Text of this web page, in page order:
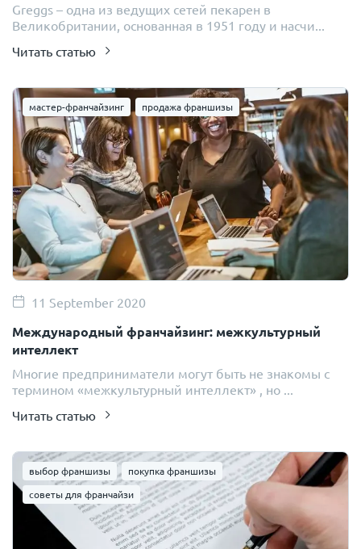
Greggs – одна из ведущих сетей пекарен в
Великобритании, основанная в 1951 году и насчи...
Читать статью
мастер-франчайзинг продажа франшизы
11 September 2020
Международный франчайзинг: межкультурный
интеллект
Многие предприниматели могут быть не знакомы с
термином «межкультурный интеллект» , но ...
Читать статью
выбор франшизы
покупка франшизы
советы для франчайзи